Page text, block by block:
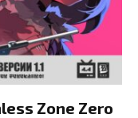
Zone Zero